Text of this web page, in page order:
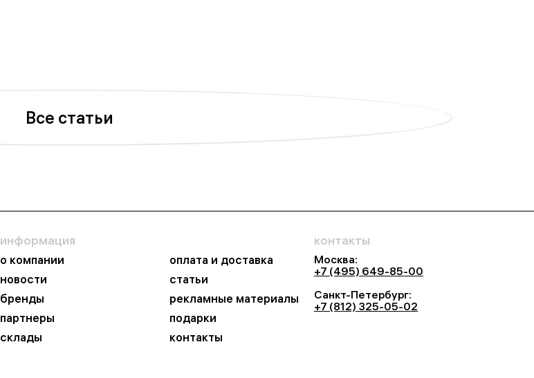
Все статьи
информация
о компании
оплата и доставка
новости
статьи
бренды
рекламные материалы
партнеры
подарки
склады
контакты
контакты
Москва:
+7 (495) 649-85-00
Санкт-Петербург:
+7 (812) 325-05-02